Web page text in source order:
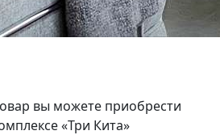
вы можете приобрести
«Три Кита»